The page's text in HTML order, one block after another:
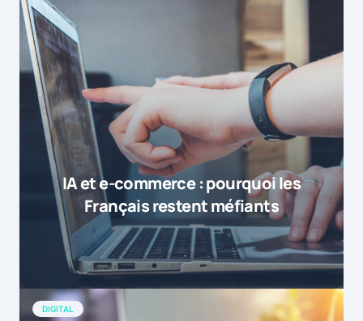
IA et e-commerce : pourquoi les
Français restent méfiants
DIGITAL